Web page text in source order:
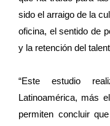
sido el arraigo de la
oficina, el sentido de
y la retención del
“Este estudio
Latinoamérica, más
permiten concluir